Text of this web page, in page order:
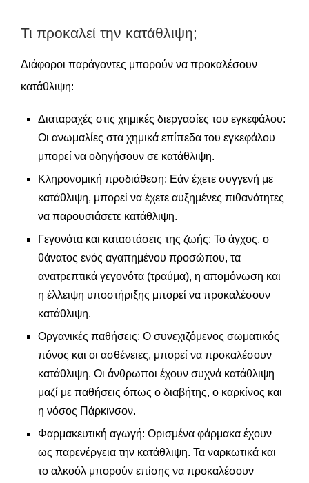
Τι προκαλεί την κατάθλιψη;
Διάφοροι παράγοντες μπορούν να προκαλέσουν
κατάθλιψη:
Διαταραχές στις χημικές διεργασίες του εγκεφάλου:
Οι ανωμαλίες στα χημικά επίπεδα του εγκεφάλου
μπορεί να οδηγήσουν σε κατάθλιψη.
Κληρονομική προδιάθεση: Εάν έχετε συγγενή με
κατάθλιψη, μπορεί να έχετε αυξημένες πιθανότητες
να παρουσιάσετε κατάθλιψη.
Γεγονότα και καταστάσεις της ζωής: Το άγχος, ο
θάνατος ενός αγαπημένου προσώπου, τα
ανατρεπτικά γεγονότα (τραύμα), η απομόνωση και
η έλλειψη υποστήριξης μπορεί να προκαλέσουν
κατάθλιψη.
Οργανικές παθήσεις: Ο συνεχιζόμενος σωματικός
πόνος και οι ασθένειες, μπορεί να προκαλέσουν
κατάθλιψη. Οι άνθρωποι έχουν συχνά κατάθλιψη
μαζί με παθήσεις όπως ο διαβήτης, ο καρκίνος και
η νόσος Πάρκινσον.
Φαρμακευτική αγωγή: Ορισμένα φάρμακα έχουν
ως παρενέργεια την κατάθλιψη. Τα ναρκωτικά και
το αλκοόλ μπορούν επίσης να προκαλέσουν